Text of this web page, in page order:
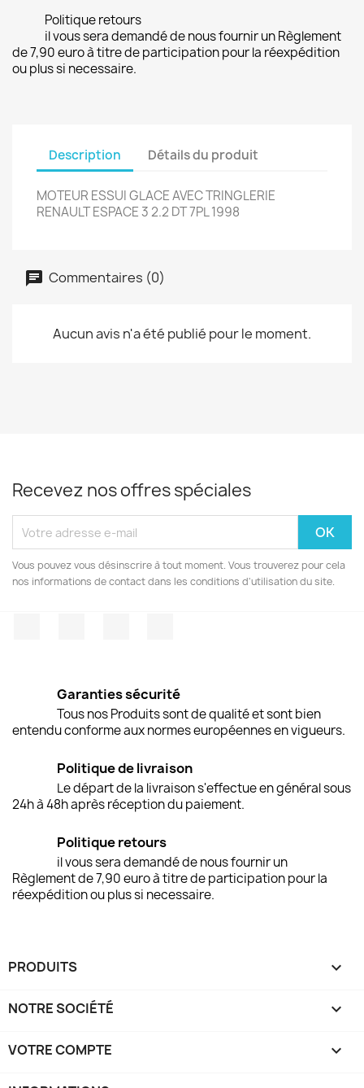
Politique retours
il vous sera demandé de nous fournir un Règlement
de 7,90 euro à titre de participation pour la réexpédition
ou plus si necessaire.
Description Détails du produit
MOTEUR ESSUI GLACE AVEC TRINGLERIE
RENAULT ESPACE 3 2.2 DT 7PL 1998
Commentaires (0)
Aucun avis n'a été publié pour le moment.
Recevez nos offres spéciales
Vous pouvez vous désinscrire à tout moment. Vous trouverez pour cela
nos informations de contact dans les conditions d'utilisation du site.
Garanties sécurité
Tous nos Produits sont de qualité et sont bien
entendu conforme aux normes européennes en vigueurs.
Politique de livraison
Le départ de la livraison s'effectue en général sous
24h à 48h après réception du paiement.
Politique retours
il vous sera demandé de nous fournir un
Règlement de 7,90 euro à titre de participation pour la
réexpédition ou plus si necessaire.
PRODUITS 
NOTRE SOCIÉTÉ 
VOTRE COMPTE 